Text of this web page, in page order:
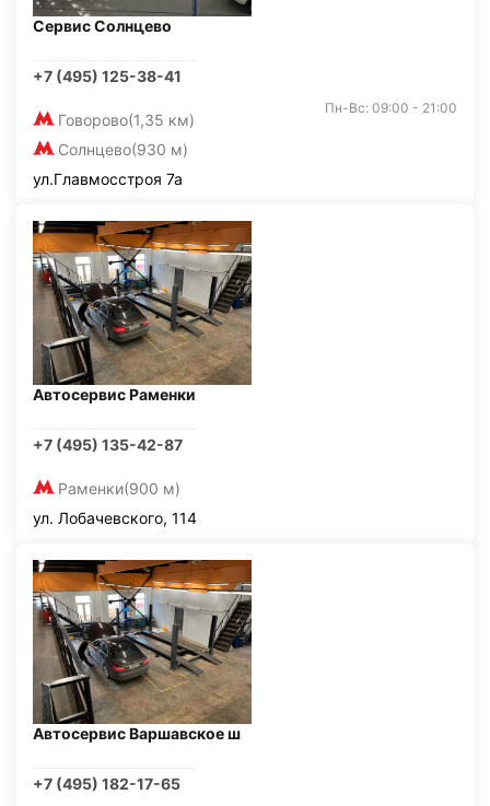
Сервис Солнцево
+7 (495) 125-38-41
Говорово(1,35 км)
Солнцево(930 м)
Пн-Вс: 09:00 - 21:00
ул.Главмосстроя 7а
Автосервис Раменки
+7 (495) 135-42-87
Раменки(900 м)
ул. Лобачевского, 114
Автосервис Варшавское ш
+7 (495) 182-17-65